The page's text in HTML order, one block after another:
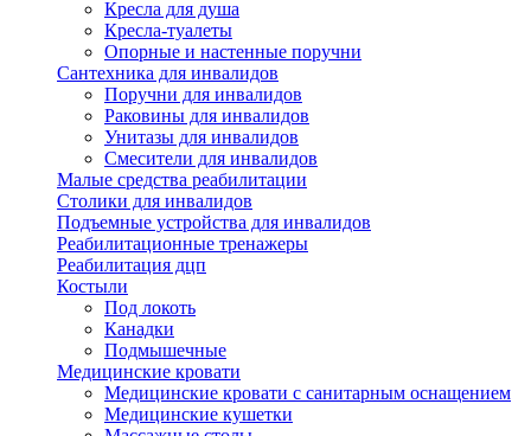
Кресла для душа
Кресла-туалеты
Опорные и настенные поручни
Сантехника для инвалидов
Поручни для инвалидов
Раковины для инвалидов
Унитазы для инвалидов
Смесители для инвалидов
Малые средства реабилитации
Столики для инвалидов
Подъемные устройства для инвалидов
Реабилитационные тренажеры
Реабилитация дцп
Костыли
Под локоть
Канадки
Подмышечные
Медицинские кровати
Медицинские кровати с санитарным оснащением
Медицинские кушетки